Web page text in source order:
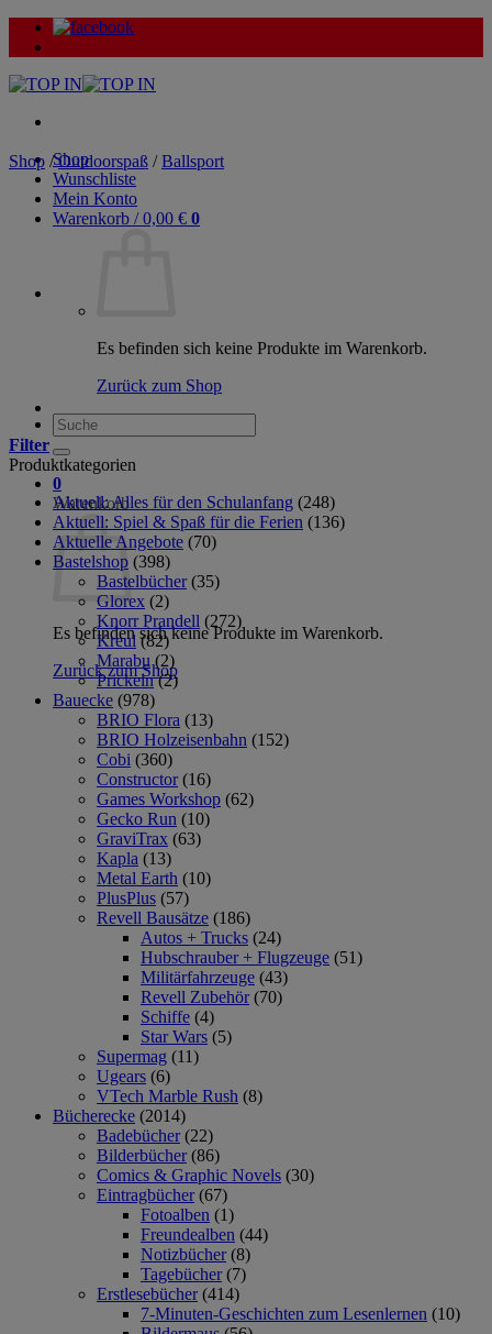
Zum
Inhalt
Shop
Wunschliste
Mein Konto
Warenkorb /0,00 € 0
Es befinden sich keine Produkte im Warenkorb.
Zurück zum Shop
Suche
nach:
0
Warenkorb
Es befinden sich keine Produkte im Warenkorb.
Zurück zum Shop
Shop / Outdoorspaß / Ballsport
Filter
Produktkategorien
Aktuell: Alles für den Schulanfang (248)
Aktuell: Spiel & Spaß für die Ferien (136)
Aktuelle Angebote (70)
Bastelshop (398)
Bastelbücher (35)
Glorex (2)
Knorr Prandell (272)
Kreul (82)
Marabu (2)
Prickeln (2)
Bauecke (978)
BRIO Flora (13)
BRIO Holzeisenbahn (152)
Cobi (360)
Constructor (16)
Games Workshop (62)
Gecko Run (10)
GraviTrax (63)
Kapla (13)
Metal Earth (10)
PlusPlus (57)
Revell Bausätze (186)
Autos + Trucks (24)
Hubschrauber + Flugzeuge (51)
Militärfahrzeuge (43)
Revell Zubehör (70)
Schiffe (4)
Star Wars (5)
Supermag (11)
Ugears (6)
VTech Marble Rush (8)
Bücherecke (2014)
Badebücher (22)
Bilderbücher (86)
Comics & Graphic Novels (30)
Eintragbücher (67)
Fotoalben (1)
Freundealben (44)
Notizbücher (8)
Tagebücher (7)
Erstlesebücher (414)
7-Minuten-Geschichten zum Lesenlernen (10)